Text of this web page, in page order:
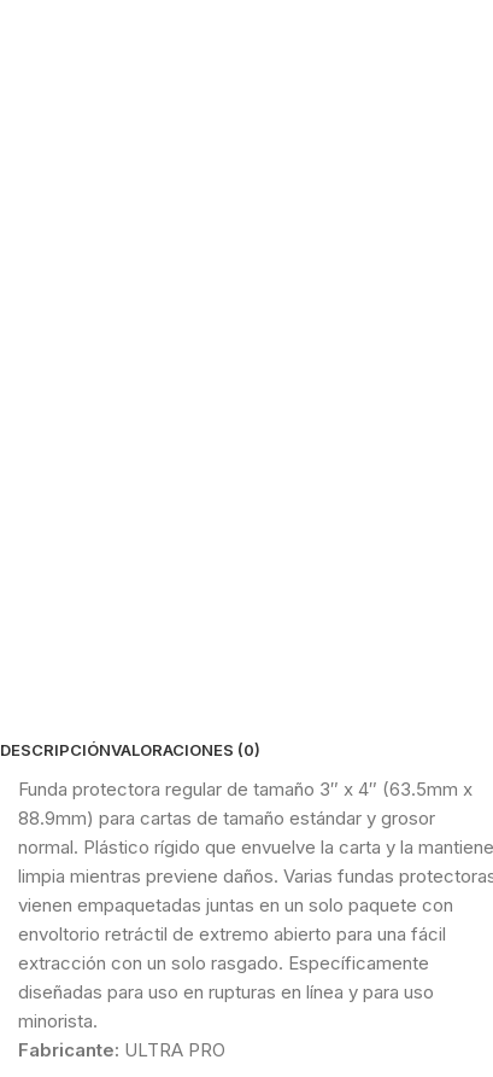
DESCRIPCIÓNVALORACIONES (0)
Funda protectora regular de tamaño 3″ x 4″ (63.5mm x
88.9mm) para cartas de tamaño estándar y grosor
normal. Plástico rígido que envuelve la carta y la mantiene
limpia mientras previene daños. Varias fundas
vienen empaquetadas juntas en un solo paquete con
envoltorio retráctil de extremo abierto para una fácil
extracción con un solo rasgado. Específicamente
diseñadas para uso en rupturas en línea y para uso
minorista.
Fabricante: ULTRA PRO